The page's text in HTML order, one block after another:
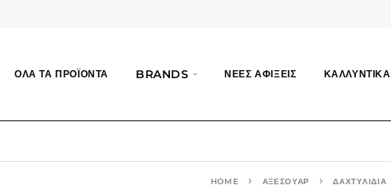
ΟΛΑ ΤΑ ΠΡΟΪΟΝΤΑ BRANDS ΝΕΕΣ ΑΦΙΞΕΙΣ ΚΑΛΛΥΝΤΙΚΑ
HOME ΑΞΕΣΟΥΑΡ ΔΑΧΤΥΛΙΔΙΑ